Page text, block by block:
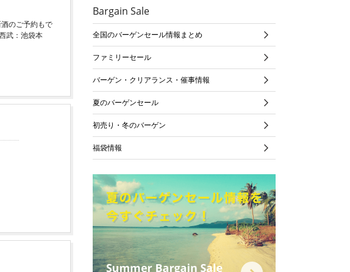
のご予約もで
武：池袋本
Bargain Sale
全国のバーゲンセール情報まとめ
ファミリーセール
バーゲン・クリアランス・催事情報
夏のバーゲンセール
初売り・冬のバーゲン
福袋情報